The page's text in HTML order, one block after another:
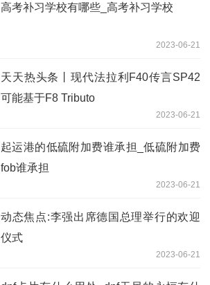
高考补习学校有哪些_高考补习学校
2023-06-21
天天热头条丨现代法拉利F40传言SP42
可能基于F8 Tributo
2023-06-21
起运港的低硫附加费谁承担_低硫附加费
fob谁承担
2023-06-21
动态焦点:李强出席德国总理举行的欢迎
仪式
2023-06-21